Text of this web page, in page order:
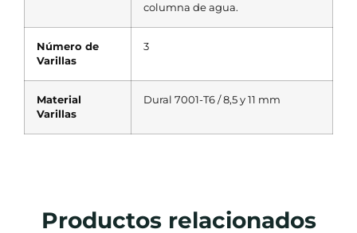
columna de agua.
Número de
Varillas
3
Material
Varillas
Dural 7001-T6 / 8,5 y 11 mm
Productos relacionados